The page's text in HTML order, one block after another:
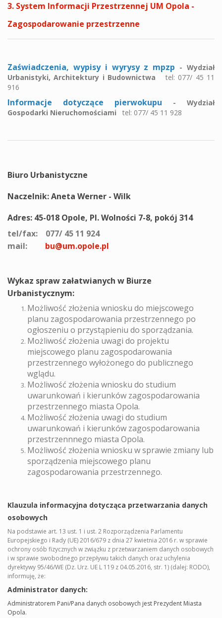
3. System Informacji Przestrzennej UM Opola -
Zagospodarowanie przestrzenne
Zaświadczenia, wypisy i wyrysy z mpzp - Wydział
Urbanistyki, Architektury i Budownictwa tel: 077/ 45 11
916
Informacje dotyczące pierwokupu - Wydział
Gospodarki Nieruchomościami tel: 077/ 45 11 928
Biuro Urbanistyczne
Naczelnik: Aneta Werner - Wilk
Adres: 45-018 Opole, Pl. Wolności 7-8, pokój 314
tel/fax: 077/ 45 11 924
mail: bu@um.opole.pl
Wykaz spraw załatwianych w Biurze
Urbanistycznym:
Możliwość złożenia wniosku do miejscowego
planu zagospodarowania przestrzennego po
ogłoszeniu o przystąpieniu do sporządzania.
Możliwość złożenia uwagi do projektu
miejscowego planu zagospodarowania
przestrzennego wyłożonego do publicznego
wglądu.
Możliwość złożenia wniosku do studium
uwarunkowań i kierunków zagospodarowania
przestrzennego miasta Opola.
Możliwość złożenia uwagi do studium
uwarunkowań i kierunków zagospodarowania
przestrzennnego miasta Opola.
Możliwość złożenia wniosku w sprawie zmiany lub
sporządzenia miejscowego planu
zagospodarowania przestrzennego.
Klauzula informacyjna dotycząca przetwarzania danych
osobowych
Na podstawie art. 13 ust. 1 i ust. 2 Rozporządzenia Parlamentu
Europejskiego i Rady (UE) 2016/679 z dnia 27 kwietnia 2016 r. w sprawie
ochrony osób fizycznych w związku z przetwarzaniem danych osobowych
i w sprawie swobodnego przepływu takich danych oraz uchylenia
dyrektywy 95/46/WE (Dz. Urz. UE L 119 z 04.05.2016, str. 1) (dalej: RODO),
informuję, że:
Administrator danych:
Administratorem Pani/Pana danych osobowych jest Prezydent Miasta
Opola.